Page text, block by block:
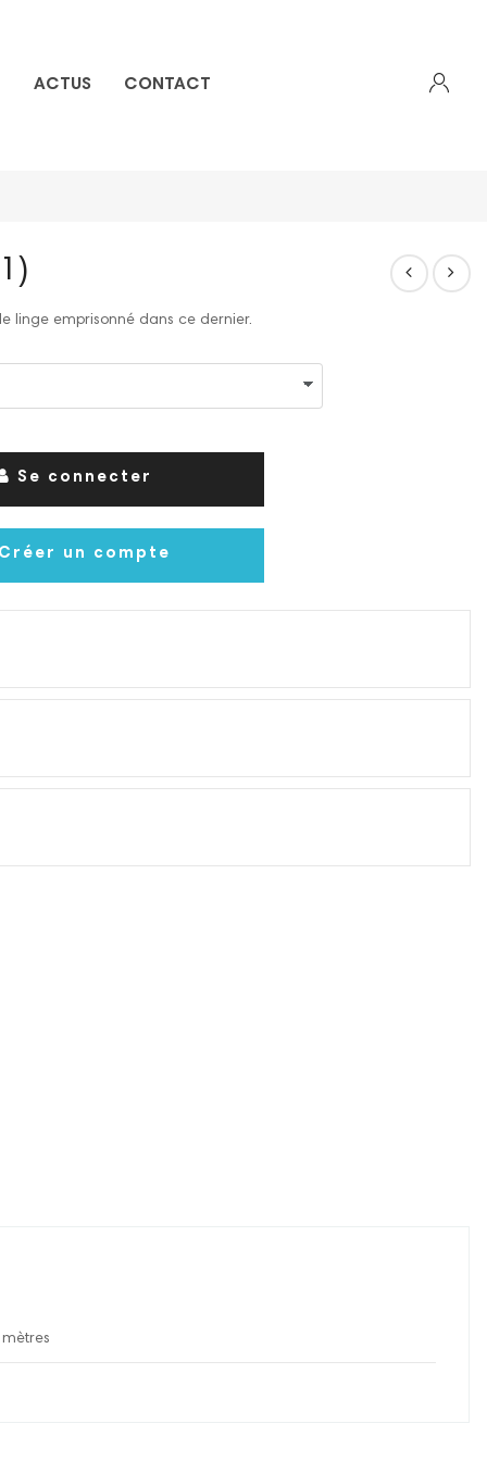
ACTUS CONTACT
linge emprisonné dans ce dernier.
Se connecter
un compte